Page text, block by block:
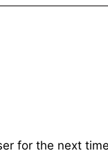
for the next